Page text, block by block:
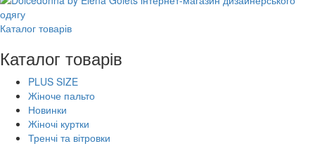
Каталог товарів
Каталог товарів
PLUS SIZE
Жіноче пальто
Новинки
Жіночі куртки
Тренчі та вітровки